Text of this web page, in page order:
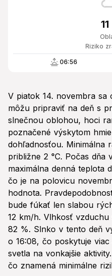
Riziko
06:56
V piatok 14. novembra sa
môžu pripraviť na deň s
slnečnou oblohou, hoci
poznačené výskytom
dohľadnosťou. Minimálna
približne 2 °C. Počas dňa
maximálna denná teplota
čo je na polovicu
hodnota.
bude fúkať len slabou
12 km/h. Vlhkosť
82 %. Slnko v tento deň
o 16:08, čo poskytuje
svetla na vonkajšie
čo znamená minimálne